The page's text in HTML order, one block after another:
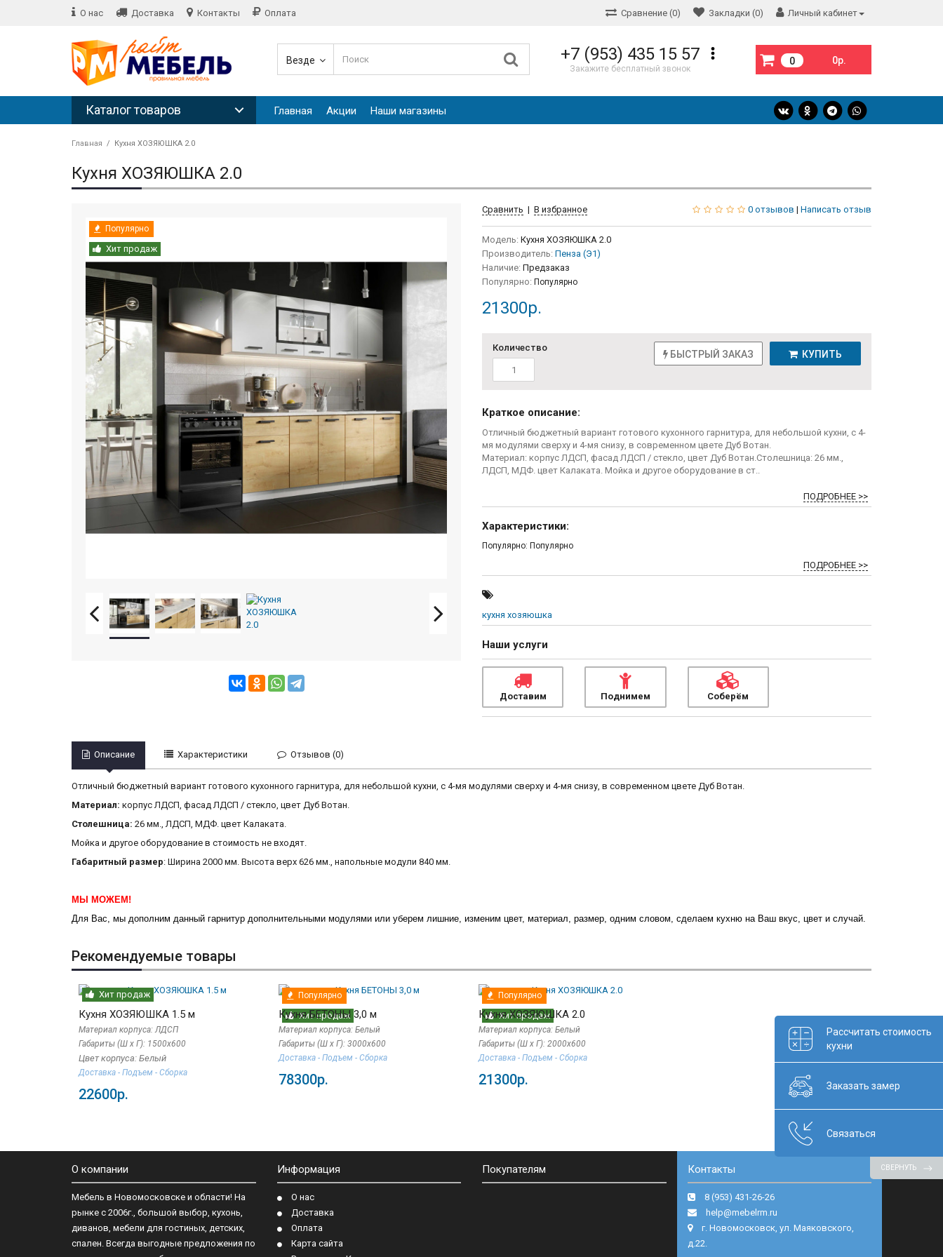
О нас Доставка Контакты Оплата Сравнение (0) Закладки (0) Личный кабинет
Везде +7 (953) 435 15 57
Закажите бесплатный звонок
0 0р.
Каталог товаров Главная Акции Наши магазины
Главная Кухня ХОЗЯЮШКА 2.0
Кухня ХОЗЯЮШКА 2.0
Популярно
Хит продаж
Сравнить | В избранное 0 отзывов | Написать отзыв
Модель: Кухня ХОЗЯЮШКА 2.0
Производитель: Пенза (Э1)
Наличие: Предзаказ
Популярно: Популярно
21300р.
Количество
КУПИТЬ
БЫСТРЫЙ ЗАКАЗ
Краткое описание:
Отличный бюджетный вариант готового кухонного гарнитура, для небольшой кухни, с 4-
мя модулями сверху и 4-мя снизу, в современном цвете Дуб Вотан.
Материал: корпус ЛДСП, фасад ЛДСП / стекло, цвет Дуб Вотан.Столешница: 26 мм.,
ЛДСП, МДФ. цвет Калаката. Мойка и другое оборудование в ст..
ПОДРОБНЕЕ >>
Характеристики:
Популярно: Популярно
ПОДРОБНЕЕ >>
кухня хозяюшка
Наши услуги
Доставим Поднимем Соберём
Описание Характеристики Отзывов (0)
Отличный бюджетный вариант готового кухонного гарнитура, для небольшой кухни, с 4-мя модулями сверху и 4-мя снизу, в современном цвете Дуб Вотан.
Материал: корпус ЛДСП, фасад ЛДСП / стекло, цвет Дуб Вотан.
Столешница: 26 мм., ЛДСП, МДФ. цвет Калаката.
Мойка и другое оборудование в стоимость не входят.
Габаритный размер: Ширина 2000 мм. Высота верх 626 мм., напольные модули 840 мм.
МЫ МОЖЕМ!
Для Вас, мы дополним данный гарнитур дополнительными модулями или уберем лишние, изменим цвет, материал, размер, одним словом, сделаем кухню на Ваш вкус, цвет и случай.
Рекомендуемые товары
Хит продаж
Кухня ХОЗЯЮШКА 1.5 м
Материал корпуса: ЛДСП
Габариты (Ш х Г): 1500х600
Цвет корпуса: Белый
Доставка - Подъем - Сборка
22600р.
Популярно
Хит продаж
Кухня БЕТОНЫ 3,0 м
Материал корпуса: Белый
Габариты (Ш х Г): 3000х600
Доставка - Подъем - Сборка
78300р.
Популярно
Хит продаж
Кухня ХОЗЯЮШКА 2.0
Материал корпуса: Белый
Габариты (Ш х Г): 2000х600
Доставка - Подъем - Сборка
21300р.
О компании
Мебель в Новомосковске и области! На
рынке с 2006г., большой выбор, кухонь,
диванов, мебели для гостиных, детских,
спален. Всегда выгодные предложения по
Информация
О нас
Доставка
Оплата
Карта сайта
Покупателям Контакты
8 (953) 431-26-26
help@mebelrm.ru
г. Новомосковск, ул. Маяковского,
д.22.
Рассчитать стоимость
кухни
Заказать замер
Связаться
СВЕРНУТЬ